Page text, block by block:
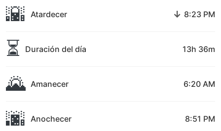
🌇 Atardecer ↓ 8:23 PM
⏳ Duración del día 13h 36m
🌄 Amanecer 6:20 AM
🌆 Anochecer 8:51 PM